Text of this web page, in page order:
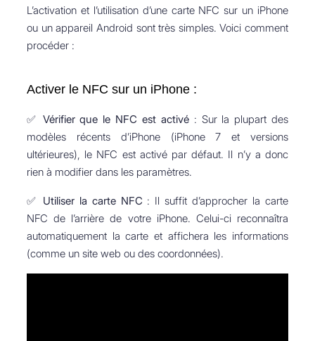
L’activation et l’utilisation d’une carte NFC sur un iPhone
ou un appareil Android sont très simples. Voici comment
procéder :
Activer le NFC sur un iPhone :
✅ Vérifier que le NFC est activé: Sur la plupart des
modèles récents d’iPhone (iPhone 7 et versions
ultérieures), le NFC est activé par défaut. Il n’y a donc
rien à modifier dans les paramètres.
✅ Utiliser la carte NFC : Il suffit d’approcher la carte
NFC de l’arrière de votre iPhone. Celui-ci reconnaîtra
automatiquement la carte et affichera les informations
(comme un site web ou des coordonnées).